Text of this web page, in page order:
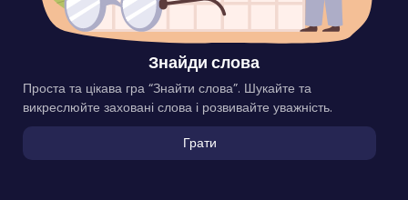
Знайди слова
Проста та цікава гра “Знайти слова”. Шукайте та
викреслюйте заховані слова і розвивайте уважність.
Грати